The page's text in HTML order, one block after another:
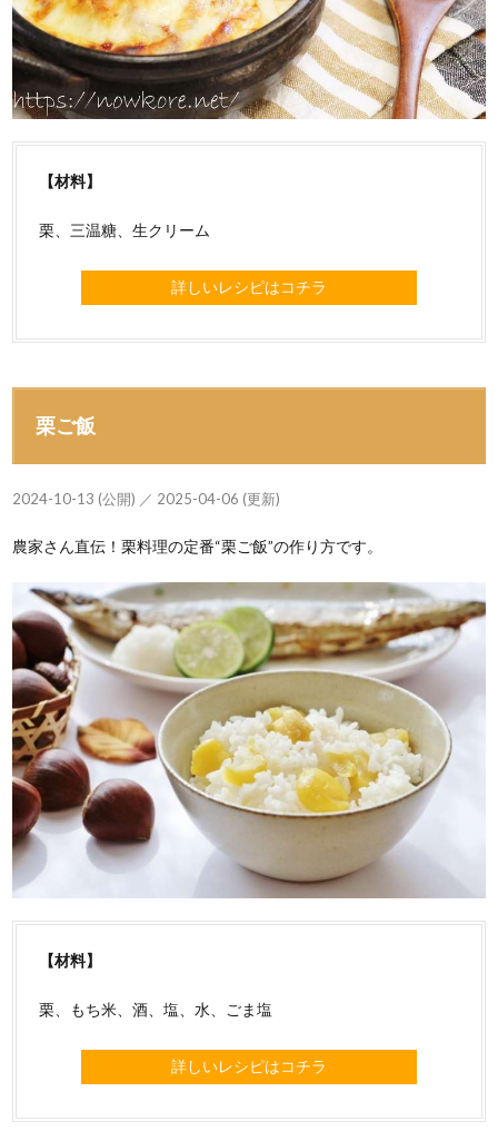
【材料】
栗、三温糖、生クリーム
詳しいレシピはコチラ
栗ご飯
2024-10-13 (公開) ／ 2025-04-06 (更新)
農家さん直伝！栗料理の定番“栗ご飯”の作り方です。
【材料】
栗、もち米、酒、塩、水、ごま塩
詳しいレシピはコチラ